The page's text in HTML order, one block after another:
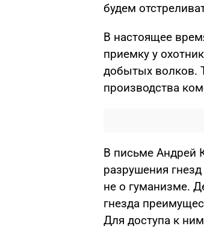
будем
В настоящее
приемку у
добытых волков.
производства
В письме Андрей
разрушения
не о гуманизме.
гнезда
Для доступа к